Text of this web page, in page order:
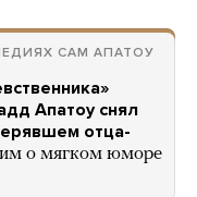
САМ АПАТОУ
Апатоу снял
отца-
о мягком юморе